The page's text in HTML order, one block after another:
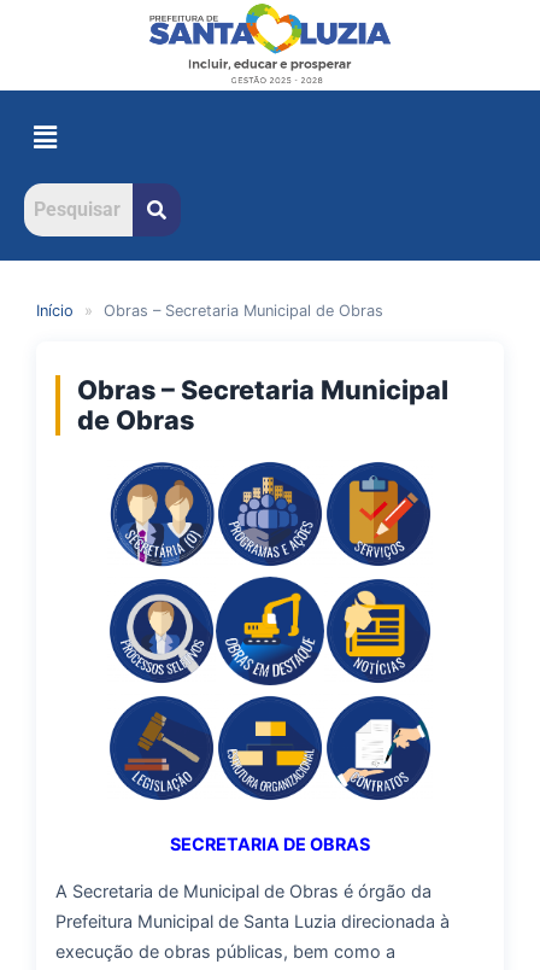
Início » Obras – Secretaria Municipal de Obras
Obras – Secretaria Municipal
de Obras
SECRETARIA DE OBRAS
A Secretaria de Municipal de Obras é órgão da
Prefeitura Municipal de Santa Luzia direcionada à
execução de obras públicas, bem como a